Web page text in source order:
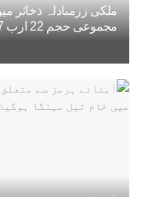
مجموعی حجم 22 ارب 47 کروڑ ڈالر تک پہنچ گیا